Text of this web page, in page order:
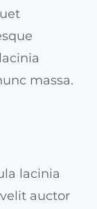
massa.
lacinia
auctor